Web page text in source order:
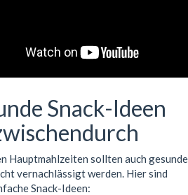
Snack-Ideen
Hauptmahlzeiten sollten auch gesunde
vernachlässigt werden. Hier sind
Snack-Ideen: